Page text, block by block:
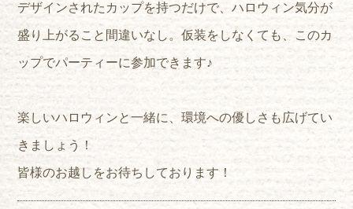
デザインされたカップを持つだけで、ハロウィン気分が
盛り上がること間違いなし。仮装をしなくても、このカ
ップでパーティーに参加できます♪
楽しいハロウィンと一緒に、環境への優しさも広げてい
きましょう！
皆様のお越しをお待ちしております！